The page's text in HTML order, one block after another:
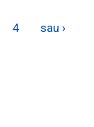
4
sau ›